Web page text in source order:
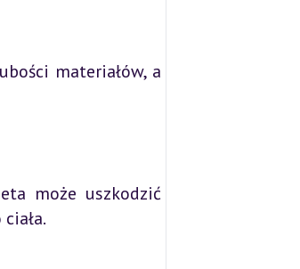
materiałów, a
może uszkodzić